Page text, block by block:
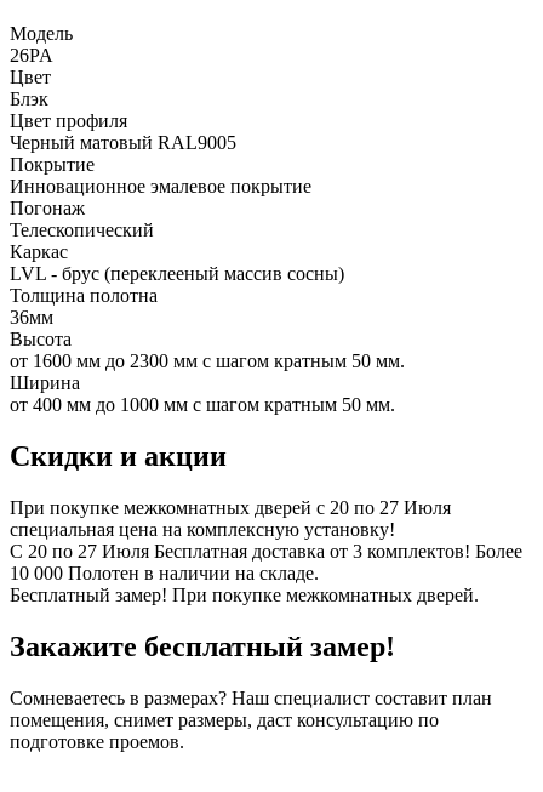
Модель
26PA
Цвет
Блэк
Цвет профиля
Черный матовый RAL9005
Покрытие
Инновационное эмалевое покрытие
Погонаж
Телескопический
Каркас
LVL - брус (переклееный массив сосны)
Толщина полотна
36мм
Высота
от 1600 мм до 2300 мм с шагом кратным 50 мм.
Ширина
от 400 мм до 1000 мм с шагом кратным 50 мм.
Скидки и акции
При покупке межкомнатных дверей c 20 по 27 Июля
специальная цена на комплексную установку!
С 20 по 27 Июля Бесплатная доставка от 3 комплектов! Более
10 000 Полотен в наличии на складе.
Бесплатный замер! При покупке межкомнатных дверей.
Закажите бесплатный замер!
Сомневаетесь в размерах? Наш специалист составит план
помещения, снимет размеры, даст консультацию по
подготовке проемов.